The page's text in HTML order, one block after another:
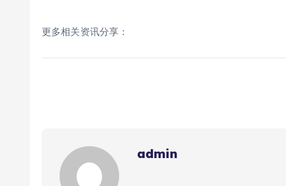
更多相关资讯分享：
admin